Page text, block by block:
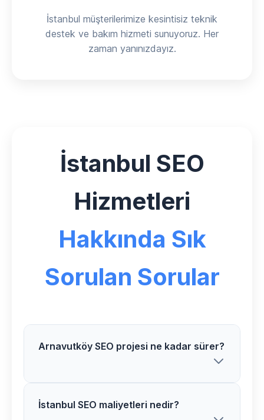
İstanbul müşterilerimize kesintisiz teknik
destek ve bakım hizmeti sunuyoruz. Her
zaman yanınızdayız.
İstanbul SEO
Hizmetleri
Hakkında Sık
Sorulan Sorular
Arnavutköy SEO projesi ne kadar sürer?
Arnavutköy bölgesindeki SEO
İstanbul SEO maliyetleri nedir?